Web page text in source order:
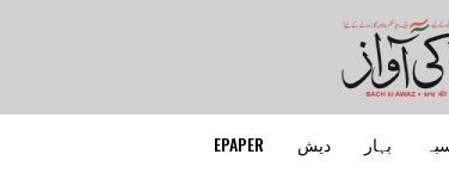
بہار دیش EPAPER